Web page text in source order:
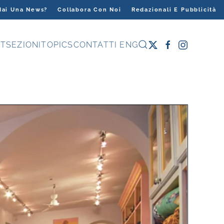
Una News? Collabora Con Noi Redazionali E Pubblicità
SEZIONITOPICSCONTATTI ENG